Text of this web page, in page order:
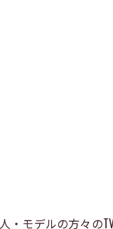
モデルの方々の